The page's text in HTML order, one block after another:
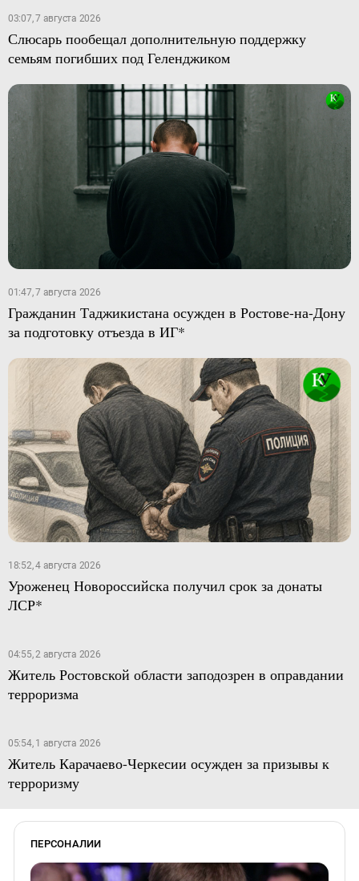
03:07, 7 августа 2026
Слюсарь пообещал дополнительную поддержку
семьям погибших под Геленджиком
01:47, 7 августа 2026
Гражданин Таджикистана осужден в Ростове-на-Дону
за подготовку отъезда в ИГ*
18:52, 4 августа 2026
Уроженец Новороссийска получил срок за донаты
ЛСР*
04:55, 2 августа 2026
Житель Ростовской области заподозрен в оправдании
терроризма
05:54, 1 августа 2026
Житель Карачаево-Черкесии осужден за призывы к
терроризму
ПЕРСОНАЛИИ